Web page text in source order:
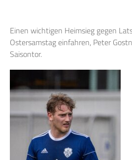
Einen wichtigen Heimsieg gegen
Ostersamstag einfahren, Peter
Saisontor.